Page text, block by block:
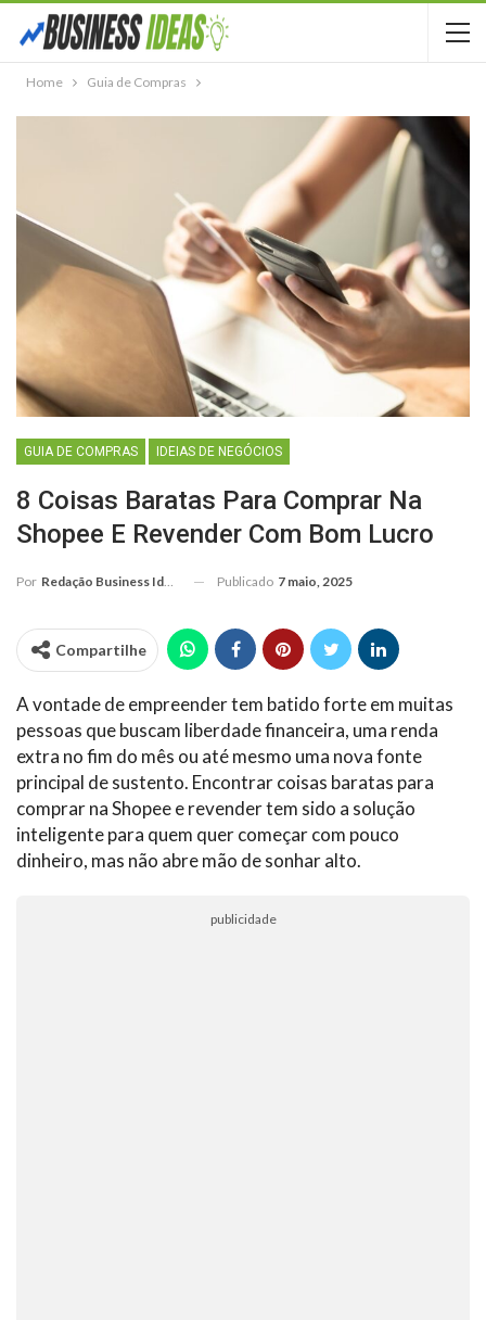
Home Guia de Compras
GUIA DE COMPRAS IDEIAS DE NEGÓCIOS
8 Coisas Baratas Para Comprar Na
Shopee E Revender Com Bom Lucro
Por Redação Business Ideas Publicado 7 maio, 2025
Compartilhe
A vontade de empreender tem batido forte em muitas
pessoas que buscam liberdade financeira, uma renda
extra no fim do mês ou até mesmo uma nova fonte
principal de sustento. Encontrar coisas baratas para
comprar na Shopee e revender tem sido a solução
inteligente para quem quer começar com pouco
dinheiro, mas não abre mão de sonhar alto.
publicidade